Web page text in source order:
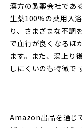
漢方の製薬会社であ
生薬100%の薬用入
り、さまざまな不調
で血行が良くなるほ
ます。また、湯上り
しにくいのも特徴で
Amazon出品を通じ